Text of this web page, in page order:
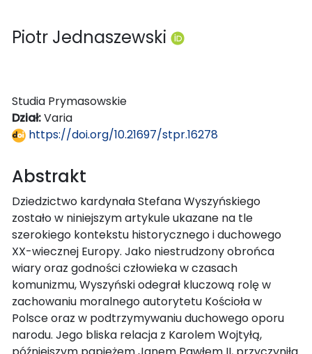
Piotr Jednaszewski
Studia Prymasowskie
Dział:Varia
https://doi.org/10.21697/stpr.16278
Abstrakt
Dziedzictwo kardynała Stefana Wyszyńskiego
zostało w niniejszym artykule ukazane na tle
szerokiego kontekstu historycznego i duchowego
XX-wiecznej Europy. Jako niestrudzony obrońca
wiary oraz godności człowieka w czasach
komunizmu, Wyszyński odegrał kluczową rolę w
zachowaniu moralnego autorytetu Kościoła w
Polsce oraz w podtrzymywaniu duchowego oporu
narodu. Jego bliska relacja z Karolem Wojtyłą,